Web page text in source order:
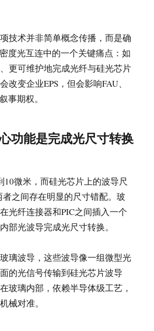
技术并非简单概念传播，而是确
度光互连中的一个关键痛点：如
更可维护地完成光纤与硅光芯片
改变企业EPS，但会影响FAU、
事期权。
功能是完成光尺寸转换
微米，而硅光芯片上的波导尺
之间存在明显的尺寸错配。玻
光纤连接器和PIC之间插入一个
部光波导完成光尺寸转换。
璃波导，这些波导像一组微型光
的光信号传输到硅光芯片波导
玻璃内部，依赖半导体级工艺，
械对准。